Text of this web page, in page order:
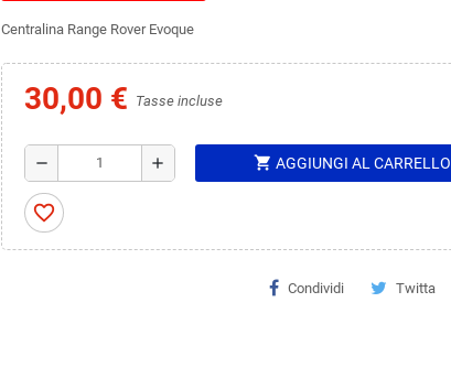
Centralina Range Rover Evoque
30,00 € Tasse incluse
remove add shopping_cart AGGIUNGI AL CARRELLO
favorite_border
Condividi Twitta